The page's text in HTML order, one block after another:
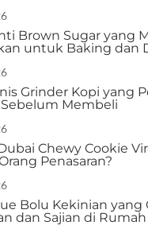
Brown Sugar yang
untuk Baking dan
Grinder Kopi yang
Membeli
Chewy Cookie
Penasaran?
Bolu Kekinian
dan Sajian di Rumah